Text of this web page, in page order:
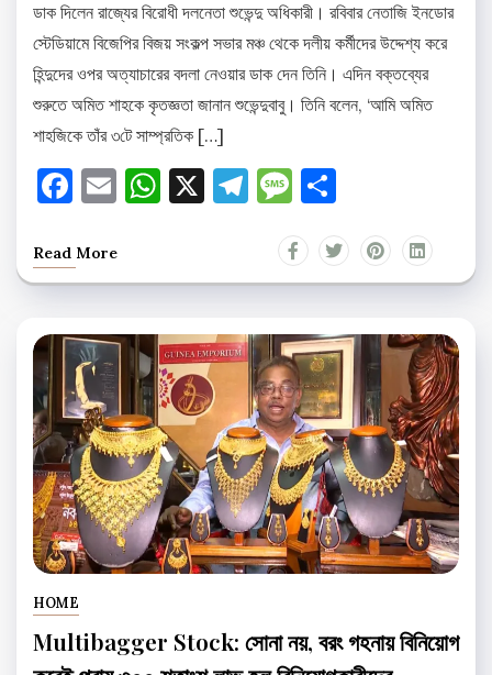
ডাক দিলেন রাজ্যের বিরোধী দলনেতা শুভেন্দু অধিকারী। রবিবার নেতাজি ইনডোর
স্টেডিয়ামে বিজেপির বিজয় সংকল্প সভার মঞ্চ থেকে দলীয় কর্মীদের উদ্দেশ্য করে
হিন্দুদের ওপর অত্যাচারের বদলা নেওয়ার ডাক দেন তিনি। এদিন বক্তব্যের
শুরুতে অমিত শাহকে কৃতজ্ঞতা জানান শুভেন্দুবাবু। তিনি বলেন, ‘আমি অমিত
শাহজিকে তাঁর ৩টে সাম্প্রতিক […]
Facebook
EmailWhatsApp
X Telegram
Message
Read More
HOME
Multibagger Stock: সোনা নয়, বরং গহনায় বিনিয়োগ